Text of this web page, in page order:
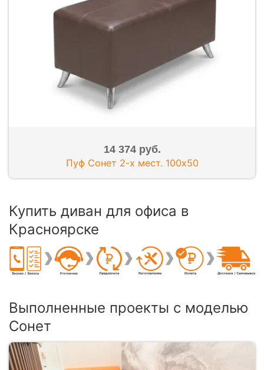
14 374 руб.
Пуф Сонет 2-х мест. 100х50
Купить диван для офиса в
Красноярске
Выполненные проекты с моделью
Сонет